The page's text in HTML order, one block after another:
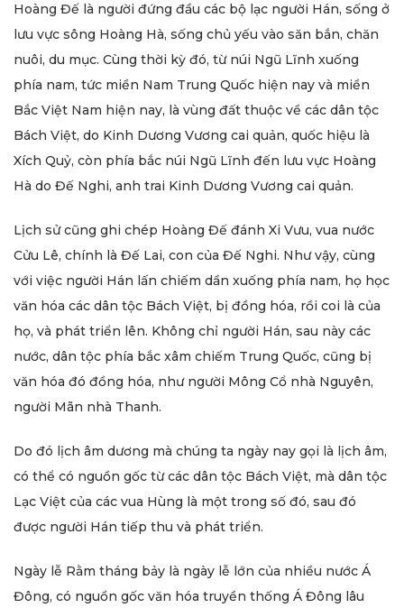
Hoàng Đế là người đứng đầu các bộ lạc người Hán, sống ở
lưu vực sông Hoàng Hà, sống chủ yếu vào săn bắn, chăn
nuôi, du mục. Cùng thời kỳ đó, từ núi Ngũ Lĩnh xuống
phía nam, tức miền Nam Trung Quốc hiện nay và miền
Bắc Việt Nam hiện nay, là vùng đất thuộc về các dân tộc
Bách Việt, do Kinh Dương Vương cai quản, quốc hiệu là
Xích Quỷ, còn phía bắc núi Ngũ Lĩnh đến lưu vực Hoàng
Hà do Đế Nghi, anh trai Kinh Dương Vương cai quản.
Lịch sử cũng ghi chép Hoàng Đế đánh Xi Vưu, vua nước
Cửu Lê, chính là Đế Lai, con của Đế Nghi. Như vậy, cùng
với việc người Hán lấn chiếm dần xuống phía nam, họ học
văn hóa các dân tộc Bách Việt, bị đồng hóa, rồi coi là của
họ, và phát triển lên. Không chỉ người Hán, sau này các
nước, dân tộc phía bắc xâm chiếm Trung Quốc, cũng bị
văn hóa đó đồng hóa, như người Mông Cổ nhà Nguyên,
người Mãn nhà Thanh.
Do đó lịch âm dương mà chúng ta ngày nay gọi là lịch âm,
có thể có nguồn gốc từ các dân tộc Bách Việt, mà dân tộc
Lạc Việt của các vua Hùng là một trong số đó, sau đó
được người Hán tiếp thu và phát triển.
Ngày lễ Rằm tháng bảy là ngày lễ lớn của nhiều nước Á
Đông, có nguồn gốc văn hóa truyền thống Á Đông lâu